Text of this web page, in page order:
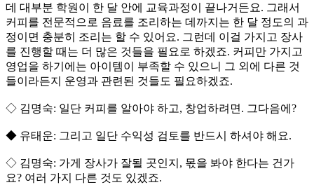
데 대부분 학원이 한 달 안에 교육과정이 끝나거든요. 그래서
커피를 전문적으로 음료를 조리하는 데까지는 한 달 정도의 과
정이면 충분히 조리는 할 수 있어요. 그런데 이걸 가지고 장사
를 진행할 때는 더 많은 것들을 필요로 하겠죠. 커피만 가지고
영업을 하기에는 아이템이 부족할 수 있으니 그 외에 다른 것
들이라든지 운영과 관련된 것들도 필요하겠죠.
◇ 김명숙: 일단 커피를 알아야 하고, 창업하려면. 그다음에?
◆ 유태운: 그리고 일단 수익성 검토를 반드시 하셔야 해요.
◇ 김명숙: 가게 장사가 잘될 곳인지, 몫을 봐야 한다는 건가
요? 여러 가지 다른 것도 있겠죠.